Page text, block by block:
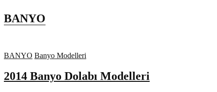
BANYO
BANYO Banyo Modelleri
2014 Banyo Dolabı Modelleri